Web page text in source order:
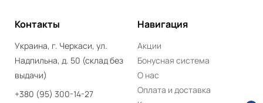
Контакты
Украина, г. Черкаси, ул.
Надпильна, д. 50 (склад без
выдачи)
+380 (95) 300-14-27
Навигация
Акции
Бонусная система
О нас
Оплата и доставка